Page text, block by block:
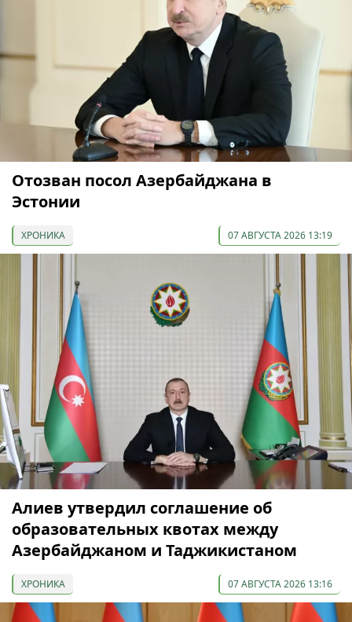
Отозван посол Азербайджана в
Эстонии
ХРОНИКА 07 АВГУСТА 2026 13:19
Алиев утвердил соглашение об
образовательных квотах между
Азербайджаном и Таджикистаном
ХРОНИКА 07 АВГУСТА 2026 13:16